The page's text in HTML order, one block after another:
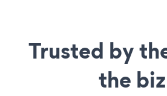
Trusted by
the